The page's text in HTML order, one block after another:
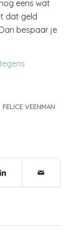
eens wat
dat geld
bespaar je
FELICE VEENMAN